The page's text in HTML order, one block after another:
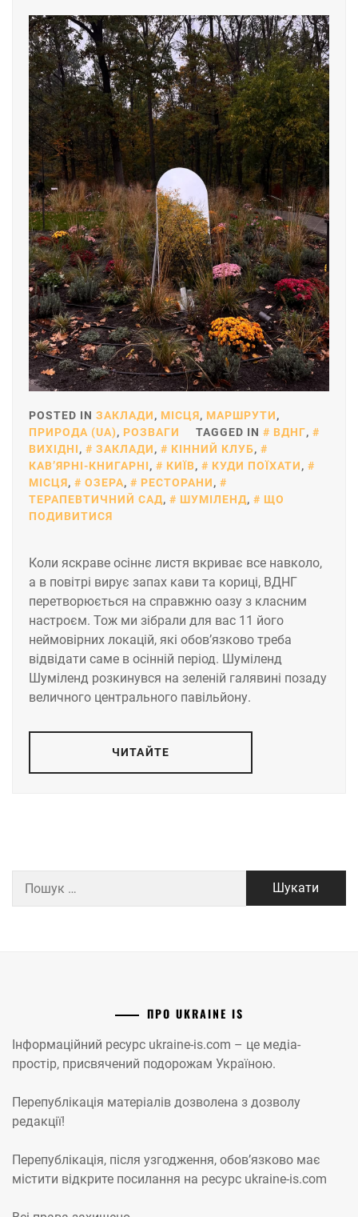
POSTED IN ЗАКЛАДИ, МІСЦЯ, МАРШРУТИ,
ПРИРОДА (UA), РОЗВАГИ TAGGED IN ВДНГ,
ВИХІДНІ, ЗАКЛАДИ, КІННИЙ КЛУБ,
КАВʼЯРНІ-КНИГАРНІ, КИЇВ, КУДИ ПОЇХАТИ,
МІСЦЯ, ОЗЕРА, РЕСТОРАНИ,
ТЕРАПЕВТИЧНИЙ САД, ШУМІЛЕНД,
ЩО
ПОДИВИТИСЯ
Коли яскраве осіннє листя вкриває все навколо,
а в повітрі вирує запах кави та кориці, ВДНГ
перетворюється на справжню оазу з класним
настроєм. Тож ми зібрали для вас 11 його
неймовірних локацій, які обов’язково треба
відвідати саме в осінній період. Шуміленд
Шуміленд розкинувся на зеленій галявині позаду
величного центрального павільйону.
ЧИТАЙТЕ
ПРО UKRAINE IS
Інформаційний ресурс ukraine-is.com – це медіа-
простір, присвячений подорожам Україною.
Перепублікація матеріалів дозволена з дозволу
редакції!
Перепублікація, після узгодження, обов’язково має
містити відкрите посилання на ресурс ukraine-is.com